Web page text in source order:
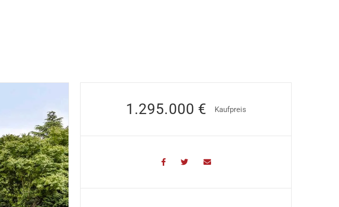
1.295.000 € Kaufpreis